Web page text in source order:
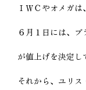
ＩＷＣやオメガは
６月１日には、
が値上げを決定し
それから、ユリ